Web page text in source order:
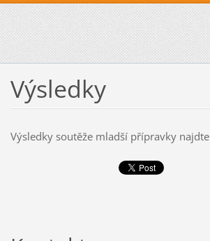
Výsledky
Výsledky soutěže mladší přípravky najdte